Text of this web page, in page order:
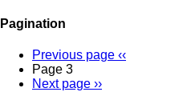
Pagination
Previous page ‹‹
Page 3
Next page ››